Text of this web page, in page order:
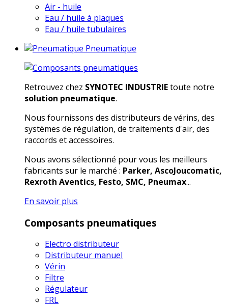
Air - huile
Eau / huile à plaques
Eau / huile tubulaires
Pneumatique
Retrouvez chez SYNOTEC INDUSTRIEtoute notre
solution pneumatique.
Nous fournissons des distributeurs de vérins, des
systèmes de régulation, de traitements d'air, des
raccords et accessoires.
Nous avons sélectionné pour vous les meilleurs
fabricants sur le marché : Parker, AscoJoucomatic,
Rexroth Aventics, Festo, SMC, Pneumax...
En savoir plus
Composants pneumatiques
Electro distributeur
Distributeur manuel
Vérin
Filtre
Régulateur
FRL